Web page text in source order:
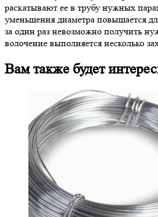
раскатывают ее в трубу нужных
уменьшения диаметра повышается
за один раз невозможно получить
волочение выполняется несколько
Вам также будет